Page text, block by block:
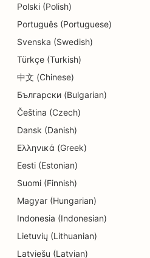
SEO a bőrradírozási
SEO a részletek üzletei
SEO a Donut üzletek számára
SEO for Diners
SEO a vegytisztítók számára
szolgáltatásokhoz
SEO villanyszerelők számára
SEO elektronikai üzletek
SEO mérnöki irodák számára
Polski (Polish)
Português (Portuguese)
Svenska (Swedish)
Türkçe (Turkish)
中文 (Chinese)
Български (Bulgarian)
Čeština (Czech)
Dansk (Danish)
Ελληνικά (Greek)
Eesti (Estonian)
Suomi (Finnish)
Magyar (Hungarian)
Indonesia (Indonesian)
Lietuvių (Lithuanian)
Latviešu (Latvian)